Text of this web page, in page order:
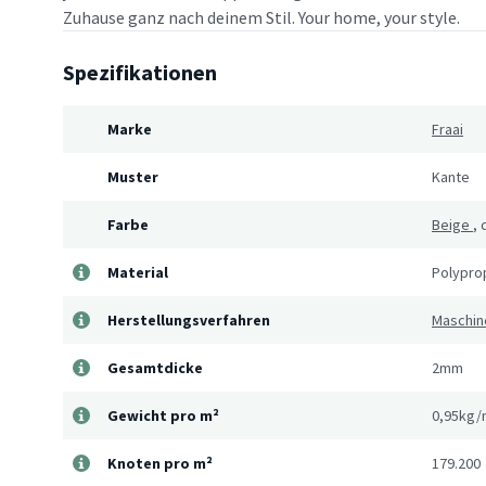
Zuhause ganz nach deinem Stil. Your home, your style.
Spezifikationen
Marke Fraai
Muster Kante
Farbe Beige ,
Material
Herstellungsverfahren
Gesamtdicke 2mm
Gewicht pro m² 0,95kg/
Knoten pro m² 179.200